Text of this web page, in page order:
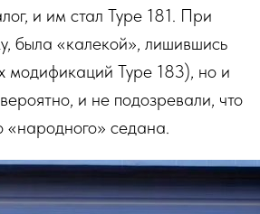
и им стал Type 181. При
была «калекой», лишившись
модификаций Type 183), но и
и не подозревали, что
«народного» седана.